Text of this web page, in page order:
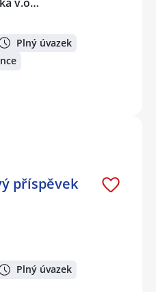
Plný úvazek
příspěvek
Plný úvazek